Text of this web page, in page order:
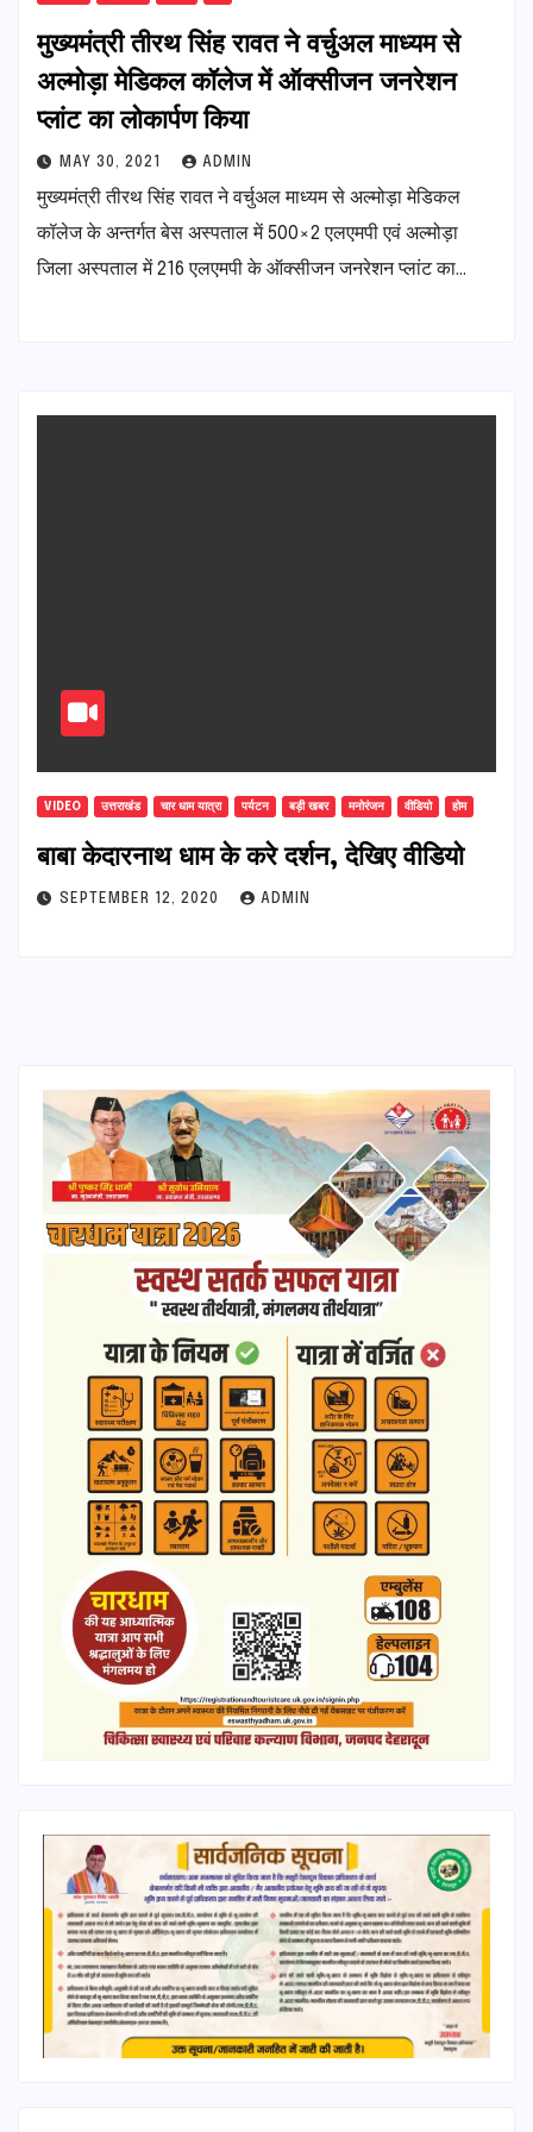
मुख्यमंत्री तीरथ सिंह रावत ने वर्चुअल माध्यम से
अल्मोड़ा मेडिकल कॉलेज में ऑक्सीजन जनरेशन
प्लांट का लोकार्पण किया
MAY 30, 2021 ADMIN
मुख्यमंत्री तीरथ सिंह रावत ने वर्चुअल माध्यम से अल्मोड़ा मेडिकल
कॉलेज के अन्तर्गत बेस अस्पताल में 500×2 एलएमपी एवं अल्मोड़ा
जिला अस्पताल में 216 एलएमपी के ऑक्सीजन जनरेशन प्लांट का…
VIDEO उत्तराखंड चार धाम यात्रा पर्यटन बड़ी खबर मनोरंजन वीडियो होम
बाबा केदारनाथ धाम के करे दर्शन, देखिए वीडियो
SEPTEMBER 12, 2020 ADMIN